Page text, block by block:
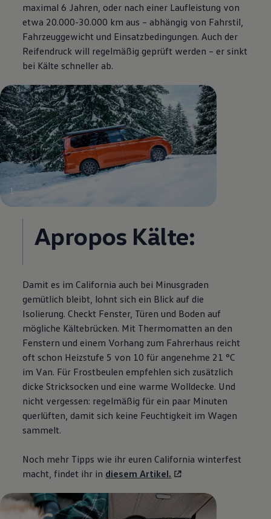
maximal 6 Jahren, oder nach einer Laufleistung von
etwa 20.000-30.000 km aus – abhängig von Fahrstil,
Fahrzeuggewicht und Einsatzbedingungen. Auch der
Reifendruck will regelmäßig geprüft werden – er sinkt
bei Kälte schneller ab.
1
Apropos Kälte:
Damit es im California auch bei Minusgraden
gemütlich bleibt, lohnt sich ein Blick auf die
Isolierung. Checkt Fenster, Türen und Boden auf
mögliche Kältebrücken. Mit Thermomatten an den
Fenstern und einem Vorhang zum Fahrerhaus reicht
oft schon Heizstufe 5 von 10 für angenehme 21 °C
im Van. Für Frostbeulen empfehlen sich zusätzlich
dicke Stricksocken und eine warme Wolldecke. Und
nicht vergessen: regelmäßig für ein paar Minuten
querlüften, damit sich keine Feuchtigkeit im Wagen
sammelt.
Noch mehr Tipps wie ihr euren California winterfest
macht, findet ihr in diesem Artikel.